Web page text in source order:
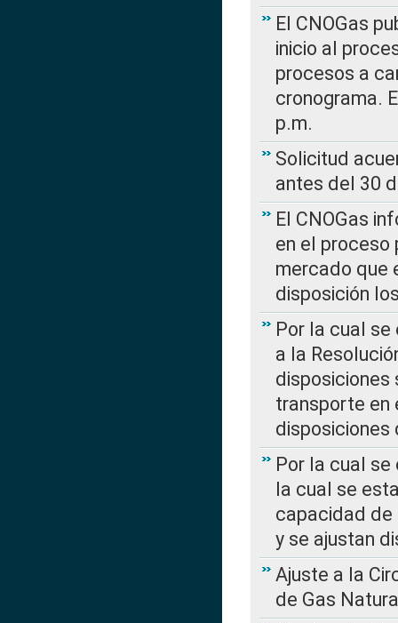
El CNOGas
inicio al
procesos a
cronograma.
p.m.
Solicitud
antes del 30
El CNOGas
en el
mercado que
disposición
Por la cual se
a la
disposiciones
transporte en
disposiciones
Por la cual se
la cual se
capacidad de
y se ajustan
Ajuste a la
de Gas